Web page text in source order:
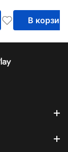
В корзину